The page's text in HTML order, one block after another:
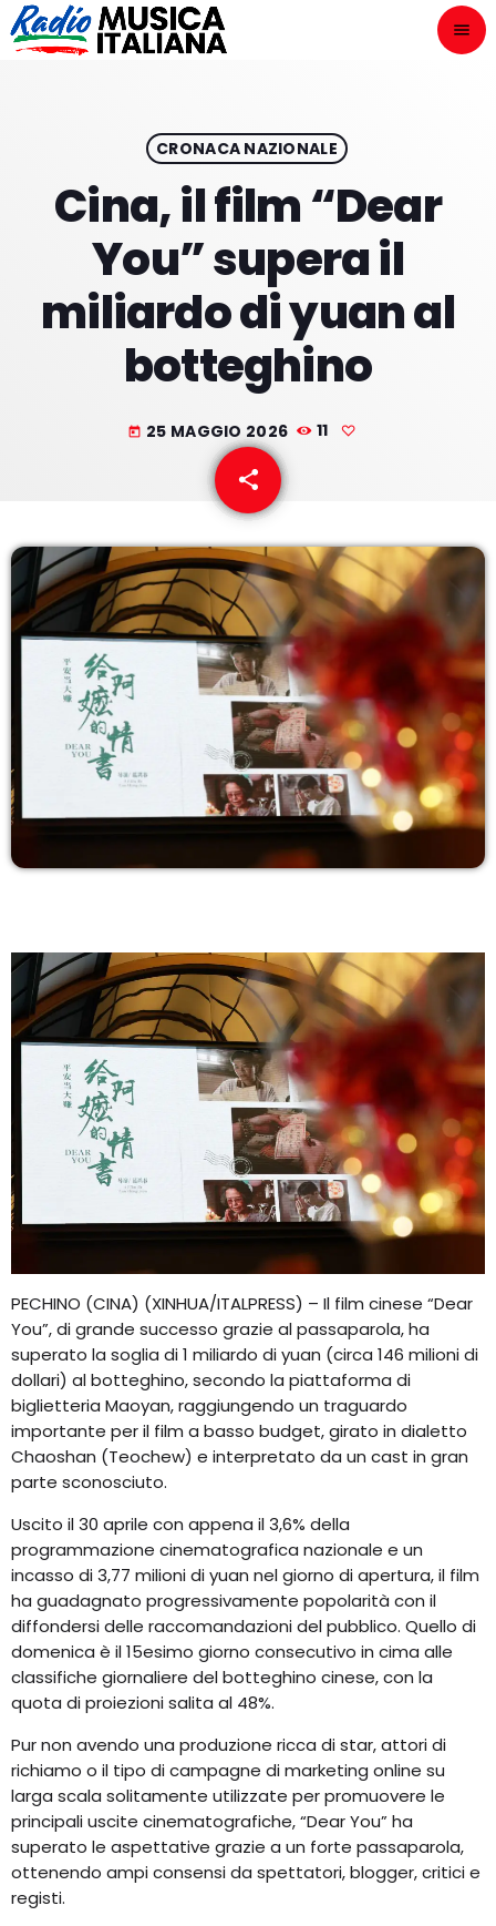
menu
play_arrow
I VOLTI DELLA RADIO
LE NOTIZIE
CONTATTI
CRONACA NAZIONALE
Cina, il film “Dear
You” supera il
miliardo di yuan al
botteghino
today 25 MAGGIO 2026 11
share
email
PECHINO (CINA) (XINHUA/ITALPRESS) – Il film cinese “Dear
You”, di grande successo grazie al passaparola, ha
superato la soglia di 1 miliardo di yuan (circa 146 milioni di
dollari) al botteghino, secondo la piattaforma di
biglietteria Maoyan, raggiungendo un traguardo
importante per il film a basso budget, girato in dialetto
Chaoshan (Teochew) e interpretato da un cast in gran
parte sconosciuto.
Uscito il 30 aprile con appena il 3,6% della
programmazione cinematografica nazionale e un
incasso di 3,77 milioni di yuan nel giorno di apertura, il film
ha guadagnato progressivamente popolarità con il
diffondersi delle raccomandazioni del pubblico. Quello di
domenica è il 15esimo giorno consecutivo in cima alle
classifiche giornaliere del botteghino cinese, con la
quota di proiezioni salita al 48%.
Pur non avendo una produzione ricca di star, attori di
richiamo o il tipo di campagne di marketing online su
larga scala solitamente utilizzate per promuovere le
principali uscite cinematografiche, “Dear You” ha
superato le aspettative grazie a un forte passaparola,
ottenendo ampi consensi da spettatori, blogger, critici e
registi.